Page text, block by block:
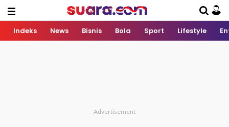
Indeks News Bisnis Bola Sport Lifestyle